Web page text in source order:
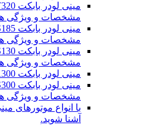
مشخصات و ویژگی
مشخصات و ویژگی
مشخصات و ویژگی
مینی لودر بابکت Bobcat A300
مشخصات و ویژگی
با انواع موتورهای
آشنا شوید.